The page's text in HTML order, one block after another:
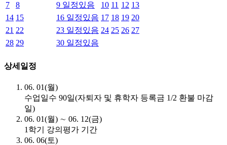
7
8 9 일정있음 10 11 12 13
14 15 16 일정있음 17 18 19 20
21 22 23 일정있음 24 25 26 27
28 29 30 일정있음
상세일정
06. 01(월)
수업일수 90일(자퇴자 및 휴학자 등록금 1/2 환불 마감
일)
06. 01(월) ∼ 06. 12(금)
1학기 강의평가 기간
06. 06(토)